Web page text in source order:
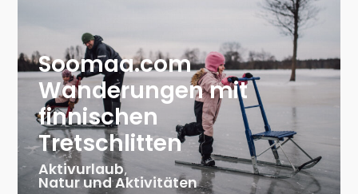
Soomaa.com
Wanderungen mit
finnischen
Tretschlitten
Aktivurlaub,
Natur und Aktivitäten